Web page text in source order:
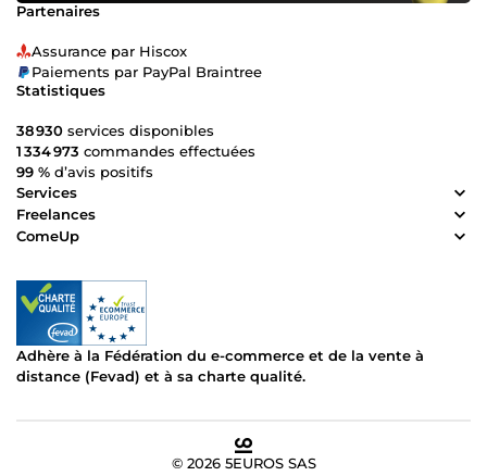
Partenaires
Assurance par Hiscox
Paiements par PayPal Braintree
Statistiques
38 930 services disponibles
1 334 973 commandes effectuées
99 % d’avis positifs
Services
Freelances
ComeUp
Adhère à la Fédération du e-commerce et de la vente à
distance (Fevad) et à sa charte qualité.
© 2026 5EUROS SAS